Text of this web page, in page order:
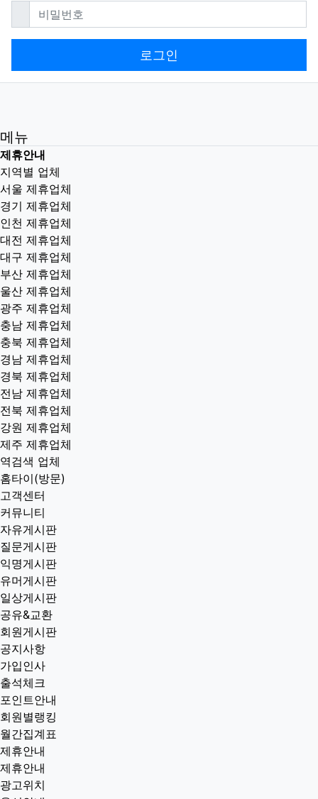
비밀번호필수
로그인
메뉴
제휴안내
지역별 업체
서울 제휴업체
경기 제휴업체
인천 제휴업체
대전 제휴업체
대구 제휴업체
부산 제휴업체
울산 제휴업체
광주 제휴업체
충남 제휴업체
충북 제휴업체
경남 제휴업체
경북 제휴업체
전남 제휴업체
전북 제휴업체
강원 제휴업체
제주 제휴업체
역검색 업체
홈타이(방문)
고객센터
커뮤니티
자유게시판
질문게시판
익명게시판
유머게시판
일상게시판
공유&교환
회원게시판
공지사항
가입인사
출석체크
포인트안내
회원별랭킹
월간집계표
제휴안내
제휴안내
광고위치